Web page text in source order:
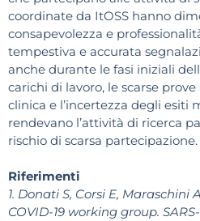
coordinate da ItOSS hanno
consapevolezza e
tempestiva e accurata
anche durante le fasi iniziali
carichi di lavoro, le scarse
clinica e l’incertezza degli esiti
rendevano l’attività di ricerca
rischio di scarsa partecipazione.
Riferimenti
1. Donati S, Corsi E, Maraschini
COVID-19 working group.